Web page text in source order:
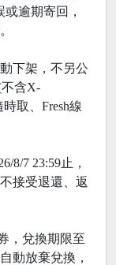
逾期寄回，
下架，不另公
含X-
取、Fresh線
8/7 23:59止，
接受退還、返
，兌換期限至
動放棄兌換，